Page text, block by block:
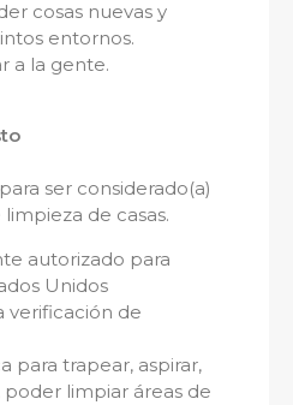
cosas nuevas y
entornos.
a la gente.
ser considerado(a)
de casas.
autorizado para
Unidos
verificación de
para trapear, aspirar,
limpiar áreas de